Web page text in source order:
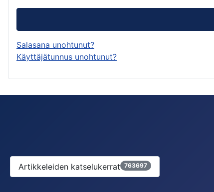
Salasana unohtunut?
Käyttäjätunnus unohtunut?
Artikkeleiden katselukerrat 763697